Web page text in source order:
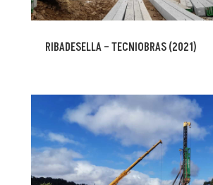
RIBADESELLA – TECNIOBRAS (2021)